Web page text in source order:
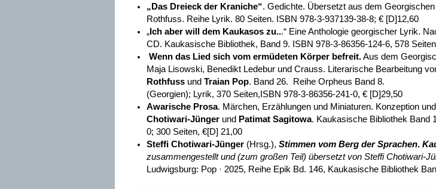
„Das Dreieck der Kraniche“. Gedichte. Übersetzt aus dem
Rothfuss. Reihe Lyrik. 80 Seiten. ISBN 978-3-937139-38-8; € [D]12,60
„Ich aber will dem Kaukasos zu...“ Eine Anthologie georgischer Lyrik.
CD. Kaukasische Bibliothek, Band 9. ISBN 978-3-86356-124-6, 578
Wenn das Lied sich vom ermüdeten Körper befreit.Aus dem
Maja Lisowski, Benedikt Ledebur und Crauss. Literarische Bearbeitung
Rothfussund Traian Pop. Band 26. Reihe Orpheus Band 8.
(Georgien); Lyrik, 370 Seiten,ISBN 978-3-86356-241-0, € [D]29,50
Awarische Prosa. Märchen, Erzählungen und Miniaturen. Konzeption
Chotiwari-Jüngerund Patimat Sagitowa. Kaukasische Bibliothek Band
0; 300 Seiten, €[D] 21,00
Steffi Chotiwari-Jünger(Hrsg.), Stimmen vom Berg der Sprachen.
zusammengestellt und (zum großen Teil) übersetzt von Steffi Chotiwari-
Ludwigsburg: Pop · 2025, Reihe Epik Bd. 146, Kaukasische Bibliothek